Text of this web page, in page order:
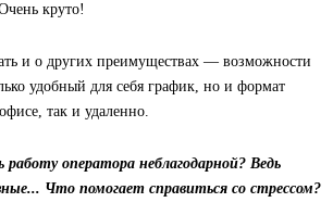
круто!
и о других преимуществах — возможности
удобный для себя график, но и формат
так и удаленно.
оператора неблагодарной? Ведь
Что помогает справиться со стрессом?